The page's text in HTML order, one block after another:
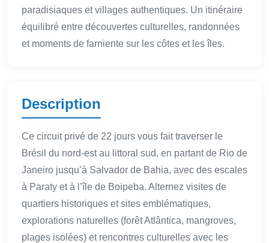
paradisiaques et villages authentiques. Un itinéraire
équilibré entre découvertes culturelles, randonnées
et moments de farniente sur les côtes et les îles.
Description
Ce circuit privé de 22 jours vous fait traverser le
Brésil du nord-est au littoral sud, en partant de Rio de
Janeiro jusqu’à Salvador de Bahia, avec des escales
à Paraty et à l’île de Boipeba. Alternez visites de
quartiers historiques et sites emblématiques,
explorations naturelles (forêt Atlântica, mangroves,
plages isolées) et rencontres culturelles avec les